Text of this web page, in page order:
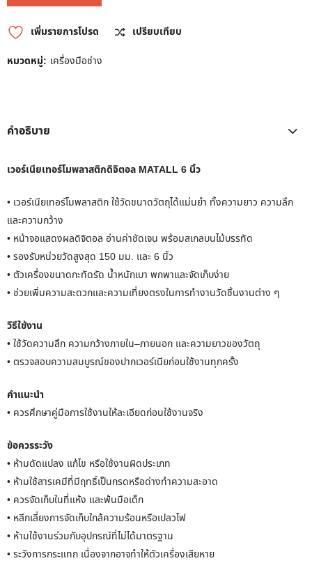
เพิ่มรายการโปรด
เปรียบเทียบ
หมวดหมู่: เครื่องมือช่าง
คำอธิบาย
เวอร์เนียเทอร์โมพลาสติกดิจิตอล MATALL 6 นิ้ว
• เวอร์เนียเทอร์โมพลาสติก ใช้วัดขนาดวัตถุได้แม่นยำ ทั้งความยาว ความลึก
และความกว้าง
• หน้าจอแสดงผลดิจิตอล อ่านค่าชัดเจน พร้อมสเกลบนไม้บรรทัด
• รองรับหน่วยวัดสูงสุด 150 มม. และ 6 นิ้ว
• ตัวเครื่องขนาดกะทัดรัด น้ำหนักเบา พกพาและจัดเก็บง่าย
• ช่วยเพิ่มความสะดวกและความเที่ยงตรงในการทำงานวัดชิ้นงานต่าง ๆ
วิธีใช้งาน
• ใช้วัดความลึก ความกว้างภายใน–ภายนอก และความยาวของวัตถุ
• ตรวจสอบความสมบูรณ์ของปากเวอร์เนียก่อนใช้งานทุกครั้ง
คำแนะนำ
• ควรศึกษาคู่มือการใช้งานให้ละเอียดก่อนใช้งานจริง
ข้อควรระวัง
• ห้ามดัดแปลง แก้ไข หรือใช้งานผิดประเภท
• ห้ามใช้สารเคมีที่มีฤทธิ์เป็นกรดหรือด่างทำความสะอาด
• ควรจัดเก็บในที่แห้ง และพ้นมือเด็ก
• หลีกเลี่ยงการจัดเก็บใกล้ความร้อนหรือเปลวไฟ
• ห้ามใช้งานร่วมกับอุปกรณ์ที่ไม่ได้มาตรฐาน
• ระวังการกระแทก เนื่องจากอาจทำให้ตัวเครื่องเสียหาย